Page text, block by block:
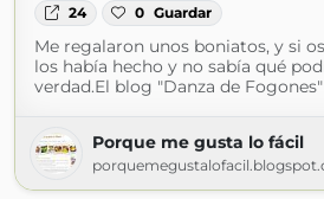
24 0 Guardar
Me regalaron unos boniatos, y si
los había hecho y no sabía qué
verdad.El blog "Danza de
Porque me gusta lo fácil